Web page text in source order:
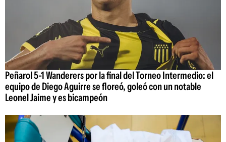
Peñarol 5-1 Wanderers por la final del Torneo Intermedio: el
equipo de Diego Aguirre se floreó, goleó con un notable
Leonel Jaime y es bicampeón